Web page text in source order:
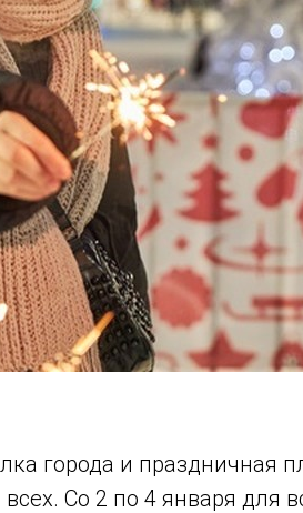
города и праздничная
Со 2 по 4 января для